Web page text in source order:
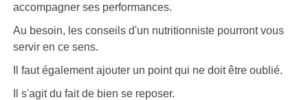
accompagner ses performances.
Au besoin, les conseils d'un nutritionniste pourront vous
servir en ce sens.
Il faut également ajouter un point qui ne doit être oublié.
Il s'agit du fait de bien se reposer.